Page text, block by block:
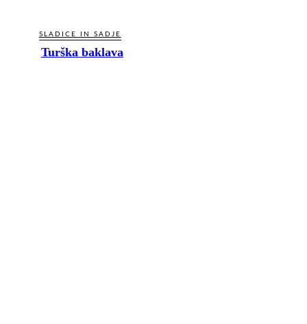
SLADICE IN SADJE
Turška baklava